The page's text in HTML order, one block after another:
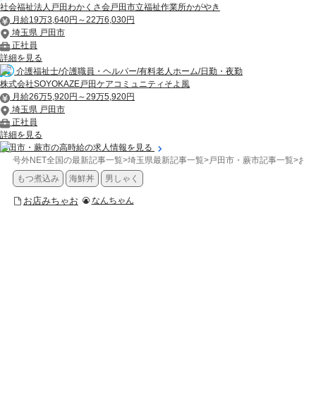
社会福祉法人戸田わかくさ会戸田市立福祉作業所かがやき
月給19万3,640円～22万6,030円
埼玉県 戸田市
正社員
詳細を見る
介護福祉士/介護職員・ヘルパー/有料老人ホーム/日勤・夜勤
株式会社SOYOKAZE戸田ケアコミュニティそよ風
月給26万5,920円～29万5,920円
埼玉県 戸田市
正社員
詳細を見る
戸田市・蕨市の高時給の求人情報を見る
号外NET全国の最新記事一覧>埼玉県最新記事一覧>戸田市・蕨市記事一覧>お
もつ煮込み
海鮮丼 男しゃく
お店みちゃお なんちゃん